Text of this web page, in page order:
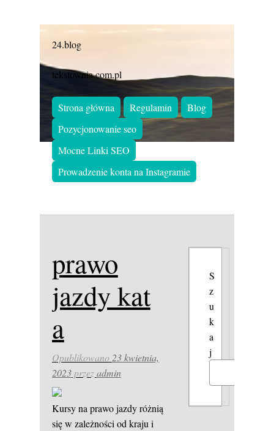
24.blog
tekstownia.com.pl
Strona główna Regulamin
Blog
Pozycjonowanie seo
Mocne Linki SEO
Prowadzenie konta na Instagramie
prawo
jazdy kat
a
Opublikowano 23 kwietnia,
2023przezadmin
Kursy na prawo jazdy różnią
się w zależności od kraju i
S
z
u
k
a
j